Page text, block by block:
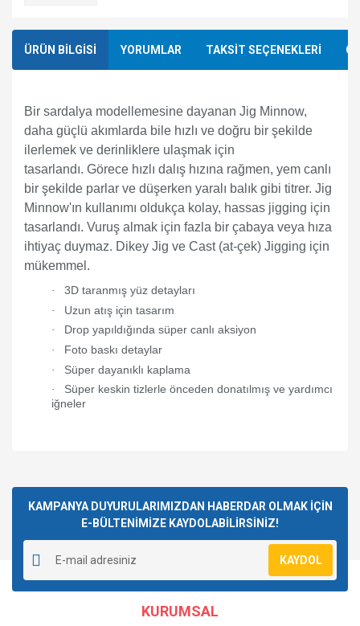
ÜRÜN BİLGİSİ YORUMLAR TAKSİT SEÇENEKLERİ
Bir sardalya modellemesine dayanan Jig Minnow,
daha güçlü akımlarda bile hızlı ve doğru bir şekilde
ilerlemek ve derinliklere ulaşmak için
tasarlandı. Görece hızlı dalış hızına rağmen, yem canlı
bir şekilde parlar ve düşerken yaralı balık gibi titrer. Jig
Minnow'ın kullanımı oldukça kolay, hassas jigging için
tasarlandı. Vuruş almak için fazla bir çabaya veya hıza
ihtiyaç duymaz. Dikey Jig ve Cast (at-çek) Jigging için
mükemmel.
· 3D taranmış yüz detayları
· Uzun atış için tasarım
· Drop yapıldığında süper canlı aksiyon
· Foto baskı detaylar
· Süper dayanıklı kaplama
·
Süper keskin tizlerle önceden donatılmış ve yardımcı
iğneler
Yorum Yaz
kullanarak tarafımıza iletebilirsiniz.
Görüş ve önerileriniz için teşekkür ederiz.
Ürün resmi kalitesiz, bozuk veya görüntülenemiyor.
Ürün açıklamasında eksik bilgiler bulunuyor.
Ürün bilgilerinde hatalar bulunuyor.
Ürün fiyatı diğer sitelerden daha pahalı.
KAMPANYA DUYURULARIMIZDAN HABERDAR OLMAK İÇİN
E-BÜLTENİMİZE KAYDOLABİLİRSİNİZ!
KAYDOL
KURUMSAL